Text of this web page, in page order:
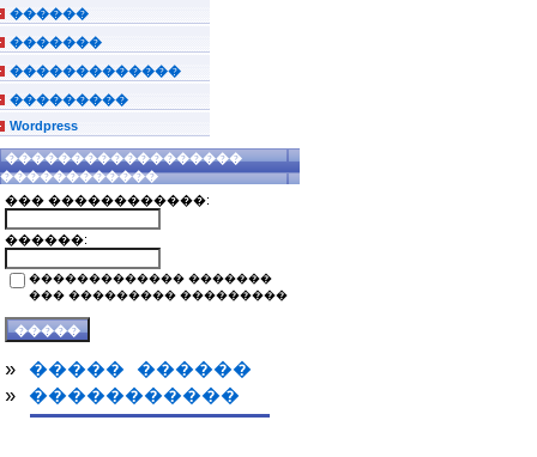
������
�������
�������������
���������
Wordpress
������������������
������������
��� ������������:
������:
������������� �������
��� ��������� ���������
» ����� ������
» �����������